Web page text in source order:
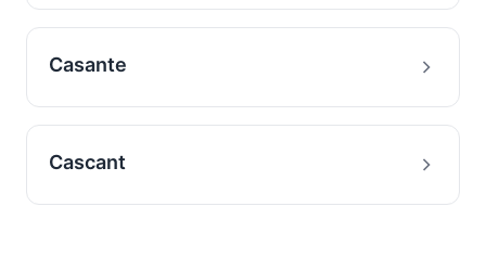
Casante
Cascant